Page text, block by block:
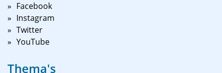
Facebook
Instagram
Twitter
YouTube
Thema's